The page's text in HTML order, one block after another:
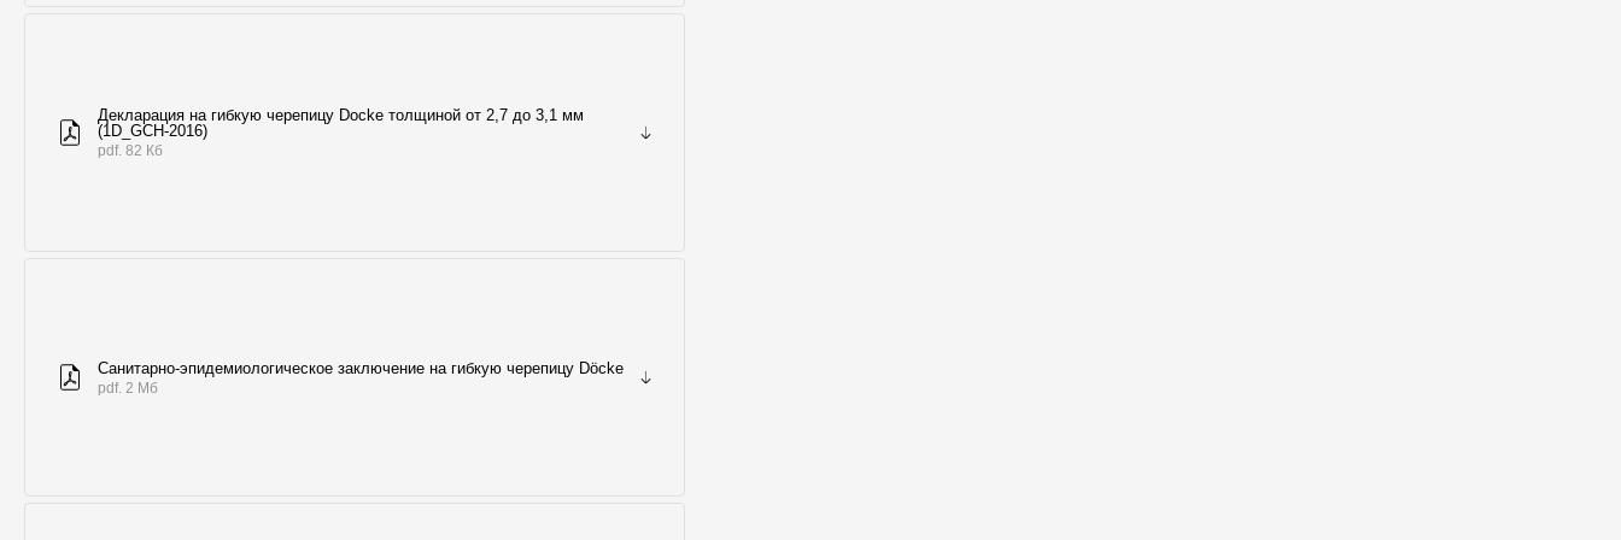
Декларация на гибкую черепицу Docke толщиной от 2,7 до 3,1 мм
(1D_GCH-2016)
pdf. 82 Кб
Санитарно-эпидемиологическое заключение на гибкую черепицу Döcke
pdf. 2 Мб